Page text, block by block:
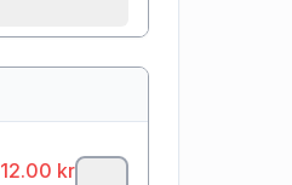
12.00 kr